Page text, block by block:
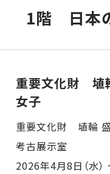
1階 日本の
重要文化財 埴
女子
重要文化財 埴輪 盛装女子
2026年4月8日（水）